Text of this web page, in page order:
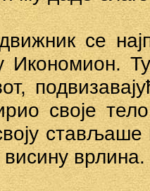
се
Икономион.
своје
врлина.